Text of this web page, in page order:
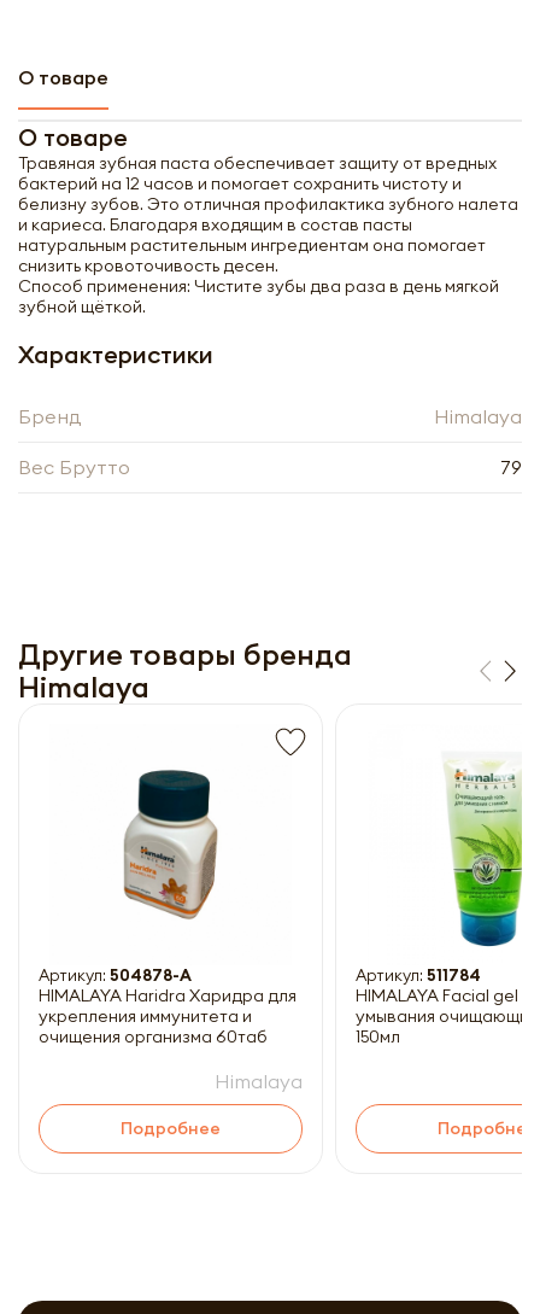
О товаре
О товаре
Травяная зубная паста обеспечивает защиту от вредных
бактерий на 12 часов и помогает сохранить чистоту и
белизну зубов. Это отличная профилактика зубного налета
и кариеса. Благодаря входящим в состав пасты
натуральным растительным ингредиентам она помогает
снизить кровоточивость десен.
Способ применения: Чистите зубы два раза в день мягкой
зубной щёткой.
Характеристики
Бренд Himalaya
Вес Брутто 79
Другие товары бренда
Himalaya
Артикул: 504878-A
HIMALAYA Haridra Харидра для
укрепления иммунитета и
очищения организма 60таб
Himalaya
Подробнее
Артикул: 511784
HIMALAYA Facial gel
умывания
150мл
Подробнее
Получить прайс-лист
Обязательны к заполнению